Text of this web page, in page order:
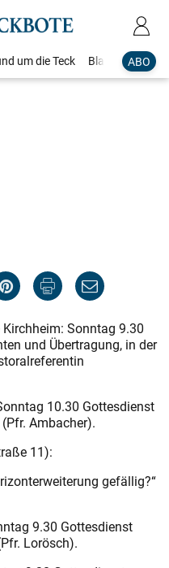
ABO
um die Teck Blaulicht
Sonntag 9.30
und Übertragung, in der
10.30 Gottesdienst
Ambacher).
11):
gefällig?“
9.30 Gottesdienst
Lorösch).